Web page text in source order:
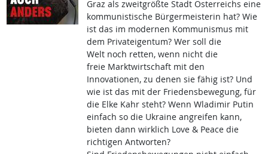
Graz als zweitgrößte Stadt Österreichs eine
kommunistische Bürgermeisterin hat? Wie
ist das im modernen Kommunismus mit
dem Privateigentum? Wer soll die
Welt noch retten, wenn nicht die
freie Marktwirtschaft mit den
Innovationen, zu denen sie fähig ist? Und
wie ist das mit der Friedensbewegung, für
die Elke Kahr steht? Wenn Wladimir Putin
einfach so die Ukraine angreifen kann,
bieten dann wirklich Love & Peace die
richtigen Antworten?